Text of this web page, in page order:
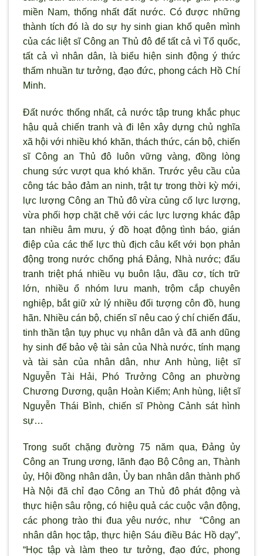
miền Nam, thống nhất đất nước. Có được những
thành tích đó là do sự hy sinh gian khổ quên mình
của các liệt sĩ Công an Thủ đô để tất cả vì Tổ quốc,
tất cả vì nhân dân, là biểu hiện sinh động ý thức
thấm nhuần tư tưởng, đạo đức, phong cách Hồ Chí
Minh.
Đất nước thống nhất, cả nước tập trung khắc phục
hậu quả chiến tranh và đi lên xây dựng chủ nghĩa
xã hội với nhiều khó khăn, thách thức, cán bộ, chiến
sĩ Công an Thủ đô luôn vững vàng, đồng lòng
chung sức vượt qua khó khăn. Trước yêu cầu của
công tác bảo đảm an ninh, trật tự trong thời kỳ mới,
lực lượng Công an Thủ đô vừa củng cố lực lượng,
vừa phối hợp chặt chẽ với các lực lượng khác đập
tan nhiều âm mưu,ý đồ hoạt động tình báo, gián
điệp của các thế lực thù địch câu kết với bọn phản
động trong nước chống phá Đảng, Nhà nước; đấu
tranh triệt phá nhiều vụ buôn lậu, đầu cơ, tích trữ
lớn, nhiều ổ nhóm lưu manh, trộm cắp chuyên
nghiệp, bắt giữ xử l ý nhiều đối tượng côn đồ, hung
hãn. Nhiều cán bộ, chiến sĩ nêu cao ý chí chiến đấu,
tinh thần tận tụy phục vụ nhân dân và đã anh dũng
hy sinh để bảo vệ tài sản của Nhà nước, tính mạng
và tài sản của nhân dân, như Anh hùng, liệt sĩ
Nguyễn Tài Hải, Phó Trưởng Công an phường
Chương Dương, quận Hoàn Kiếm; Anh hùng, liệt sĩ
Nguyễn Thái Bình, chiến sĩ Phòng Cảnh sát hình
sự…
Trong suốt chặng đường 75 năm qua, Đảng ủy
Công an Trung ương, lãnh đạo Bộ Công an, Thành
ủy, Hội đồng nhân dân, Ủy ban nhân dân thành phố
Hà Nội đã chỉ đạo Công an Thủ đô phát động và
thực hiện sâu rộng, có hiệu quả các cuộc vận động,
các phong trào thi đua yêu nước, như “Công an
nhân dân học tập, thực hiện Sáu điều Bác Hồ dạy”,
“Học tập và làm theo tư tưởng, đạo đức, phong